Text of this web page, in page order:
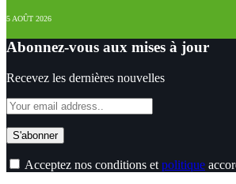
5 AOÛT 2026
Abonnez-vous aux mises à jour
Recevez les dernières nouvelles
Acceptez nos conditions et politique